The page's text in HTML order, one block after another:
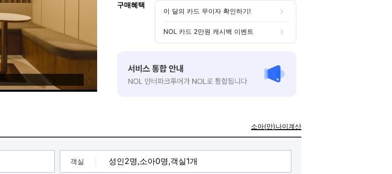
구매혜택
이 달의 카드 무이자 확인하기!
NOL 카드 2만원 캐시백 이벤트
소아(만)나이계산
객실